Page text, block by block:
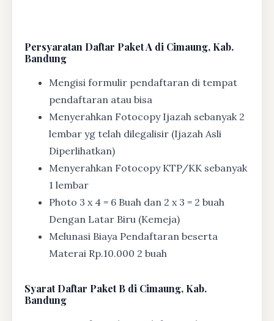
Persyaratan Daftar Paket A di Cimaung, Kab.
Bandung
Mengisi formulir pendaftaran di tempat
pendaftaran atau bisa
Menyerahkan Fotocopy Ijazah sebanyak 2
lembar yg telah dilegalisir (Ijazah Asli
Diperlihatkan)
Menyerahkan Fotocopy KTP/KK sebanyak
1 lembar
Photo 3 x 4 = 6 Buah dan 2 x 3 = 2 buah
Dengan Latar Biru (Kemeja)
Melunasi Biaya Pendaftaran beserta
Materai Rp.10.000 2 buah
SyaratDaftar Paket B di Cimaung, Kab.
Bandung